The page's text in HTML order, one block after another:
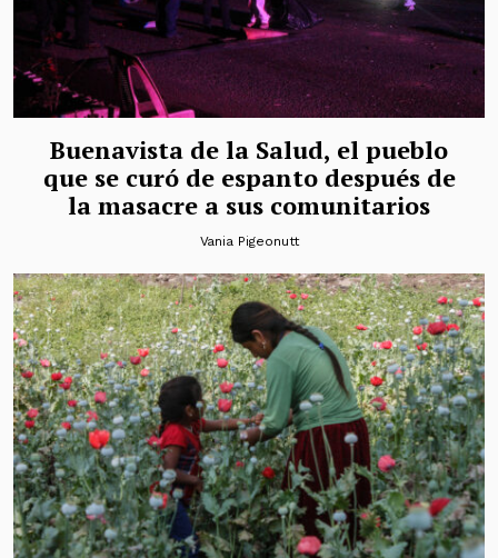
Buenavista de la Salud, el pueblo
que se curó de espanto después de
la masacre a sus comunitarios
Vania Pigeonutt